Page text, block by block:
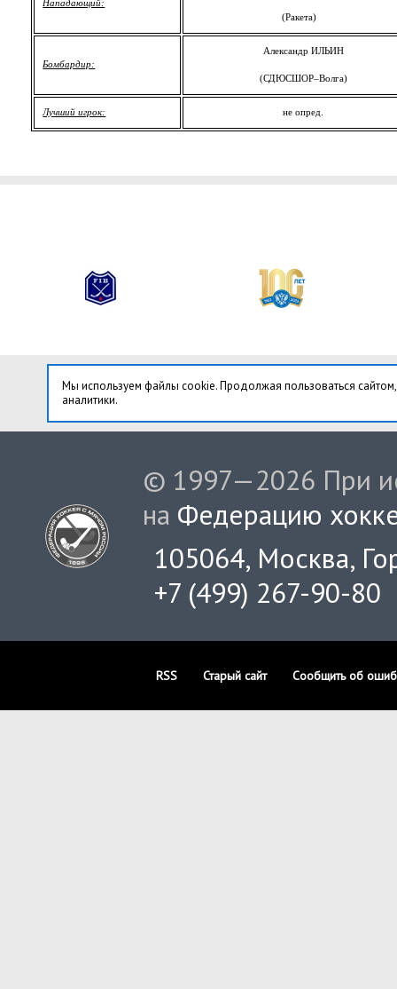
Нападающий:
(Ракета)
Бомбардир:
Александр ИЛЬИН
(СДЮСШОР–Волга)
Лучший игрок: не опред.
Мы используем файлы cookie. Продолжая пользоваться
аналитики.
© 1997—2026 При
на Федерацию
105064, Москва,
+7 (499) 267-90-80
RSS Старый сайт Сообщить об